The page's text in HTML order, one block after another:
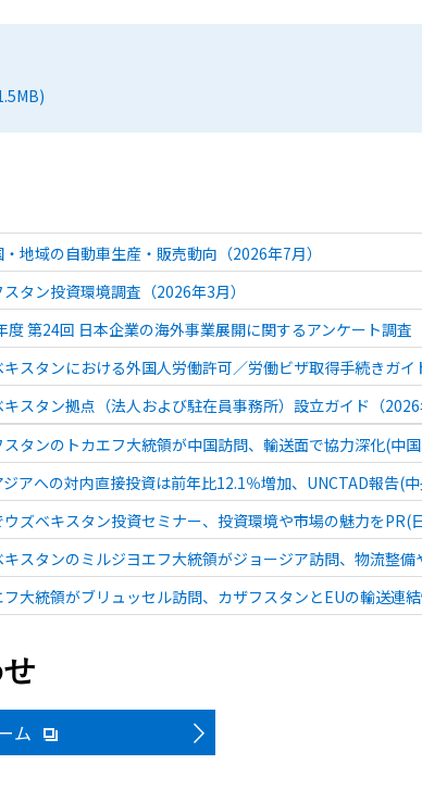
地域の自動車生産・販売動向（2026年7月）
タン投資環境調査（2026年3月）
度 第24回 日本企業の海外事業展開に関するアンケート調査
キスタンにおける外国人労働許可／労働ビザ取得手続きガイ
キスタン拠点（法人および駐在員事務所）設立ガイド（2026
スタンのトカエフ大統領が中国訪問、輸送面で協力深化(中
ジアへの対内直接投資は前年比12.1％増加、UNCTAD報告(
ズベキスタン投資セミナー、投資環境や市場の魅力をPR(
キスタンのミルジヨエフ大統領がジョージア訪問、物流整
フ大統領がブリュッセル訪問、カザフスタンとEUの輸送連
ム